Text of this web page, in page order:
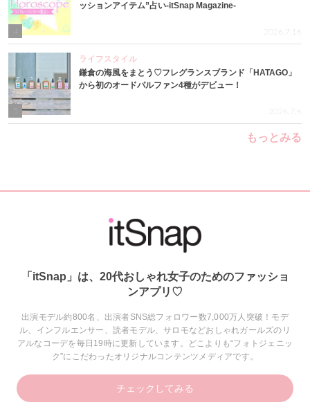
4
ッションアイテム”占い-itSnap Magazine-
2026.7.16
ライフスタイル
鎌倉の海風をまとう♡フレグランスブランド「HATAGO」
から初のオードパルファン4種がデビュー！
2026.7.6
もっとみる
「itSnap」は、20代おしゃれ女子のためのファッショ
ンアプリ♡
出演モデル約800名、出演者SNS総フォロワー数7,000万人突破！モデ
ル、インフルエンサー、読者モデル、サロモなどおしゃれガールズのリ
アルなコーデを毎日19時に更新しています。どこよりも“フォトジェニッ
ク”にこだわったオリジナルコンテンツメディアです。
チェックしてみる